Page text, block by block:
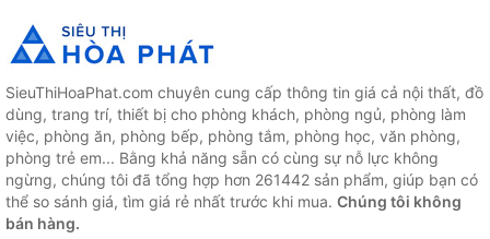
SieuThiHoaPhat.com chuyên cung cấp thông tin giá cả nội thất, đồ
dùng, trang trí, thiết bị cho phòng khách, phòng ngủ, phòng làm
việc, phòng ăn, phòng bếp, phòng tắm, phòng học, văn phòng,
phòng trẻ em... Bằng khả năng sẵn có cùng sự nỗ lực không
ngừng, chúng tôi đã tổng hợp hơn 261442 sản phẩm, giúp bạn có
thể so sánh giá, tìm giá rẻ nhất trước khi mua. Chúng tôi không
bán hàng.